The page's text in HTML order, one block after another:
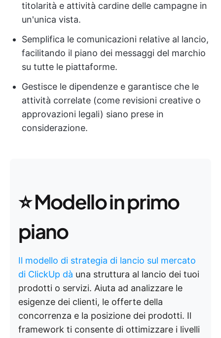
titolarità e attività cardine delle campagne in
un'unica vista.
Semplifica le comunicazioni relative al lancio,
facilitando il piano dei messaggi del marchio
su tutte le piattaforme.
Gestisce le dipendenze e garantisce che le
attività correlate (come revisioni creative o
approvazioni legali) siano prese in
considerazione.
⭐️ Modello in primo
piano
Il modello di strategia di lancio sul mercato
di ClickUp dà una struttura al lancio dei tuoi
prodotti o servizi. Aiuta ad analizzare le
esigenze dei clienti, le offerte della
concorrenza e la posizione dei prodotti. Il
framework ti consente di ottimizzare i livelli